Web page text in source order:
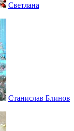
Светлана
Станислав Блинов